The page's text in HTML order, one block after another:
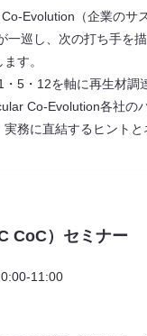
Evolution（企業のサ
一巡し、次の打ち手を
す。
5・12を軸に再生材
Co-Evolution各社の
務に直結するヒント
CoC）セミナー
11:00